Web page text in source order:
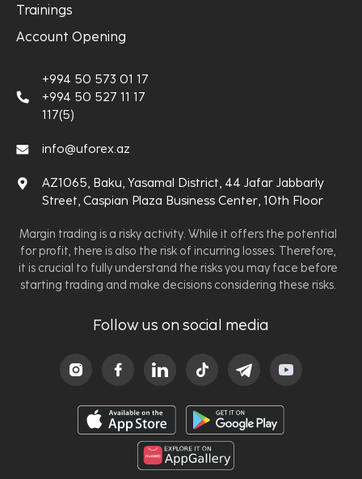
Trainings
Account Opening
+994 50 573 01 17
+994 50 527 11 17
117(5)
info@uforex.az
AZ1065, Baku, Yasamal District, 44 Jafar Jabbarly
Street, Caspian Plaza Business Center, 10th Floor
Margin trading is a risky activity. While it offers the potential
for profit, there is also the risk of incurring losses. Therefore,
it is crucial to fully understand the risks you may face before
starting trading and make decisions considering these risks.
Follow us on social media